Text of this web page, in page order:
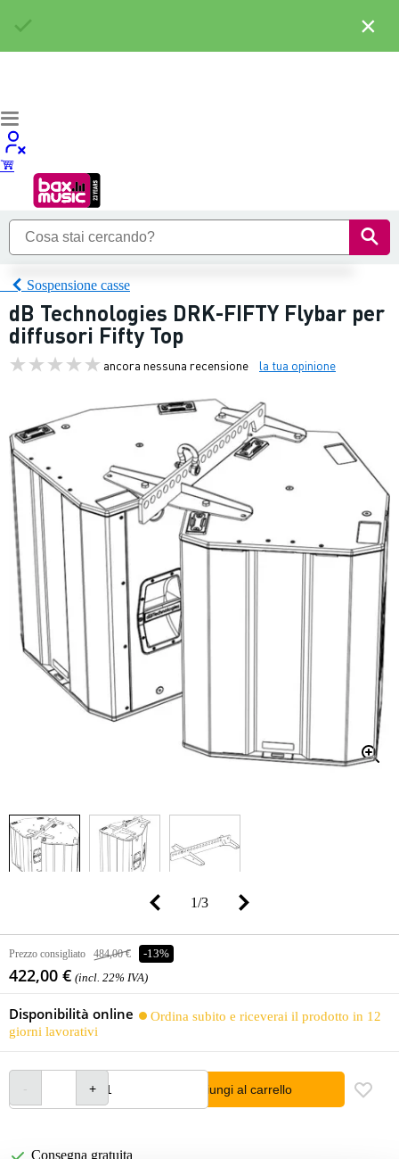
Sospensione casse
dB Technologies DRK-FIFTY Flybar per
diffusori Fifty Top
ancora nessuna recensione la tua opinione
1/3
Prezzo consigliato 484,00 € -13%
422,00 € (incl. 22% IVA)
Disponibilità online
Ordina subito e riceverai il prodotto in 12
giorni lavorativi
Aggiungi al carrello
Consegna gratuita
×